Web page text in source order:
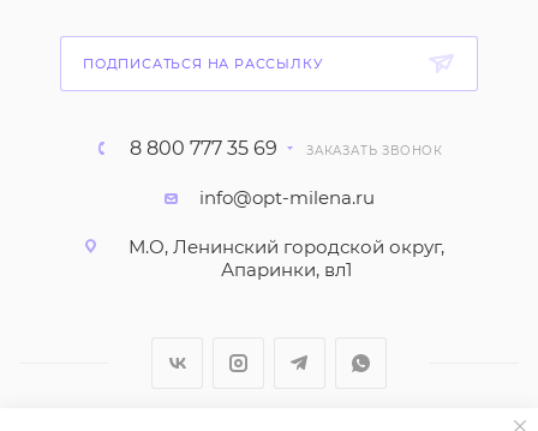
ПОДПИСАТЬСЯ НА РАССЫЛКУ
8 800 777 35 69 ЗАКАЗАТЬ ЗВОНОК
info@opt-milena.ru
М.О, Ленинский городской округ,
Апаринки, вл1